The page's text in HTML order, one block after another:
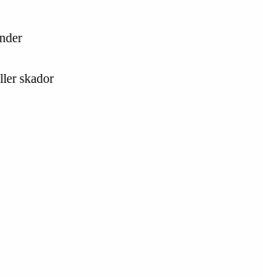
skador